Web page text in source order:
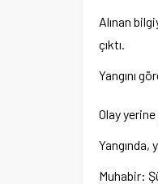
Alınan
çıktı.
Yangını
Olay
Yangında,
Muhabir: